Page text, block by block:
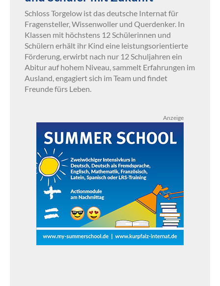
Schloss Torgelow ist das deutsche Internat für
Fragensteller, Wissenwoller und Querdenker. In
Klassen mit höchstens 12 Schülerinnen und
Schülern erhält ihr Kind eine leistungsorientierte
Förderung, erwirbt nach nur 12 Schuljahren ein
Abitur auf hohem Niveau, sammelt Erfahrungen im
Ausland, engagiert sich im Team und findet
Freunde fürs Leben.
Anzeige